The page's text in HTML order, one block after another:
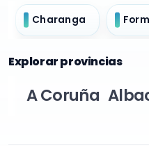
Charanga
Explorar provincias
A Coruña